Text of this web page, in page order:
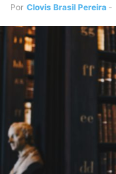
Por Clovis Brasil Pereira -